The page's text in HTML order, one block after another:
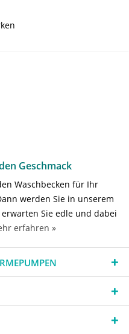
Geschmack
Waschbecken für Ihr
werden Sie in unserem
Sie edle und dabei
erfahren »